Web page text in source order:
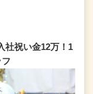
社祝い金12万！1